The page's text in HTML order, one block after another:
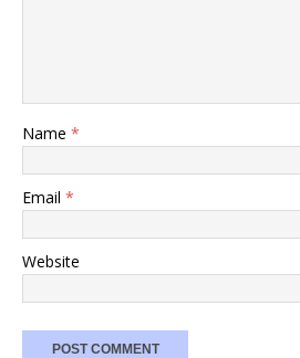
Name *
Email *
Website